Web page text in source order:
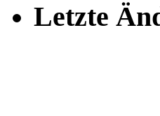
Letzte